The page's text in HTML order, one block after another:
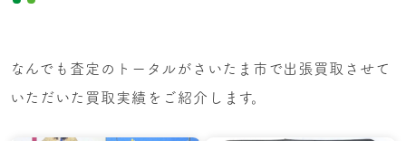
なんでも査定のトータルがさいたま市で出張買取させて
いただいた買取実績をご紹介します。